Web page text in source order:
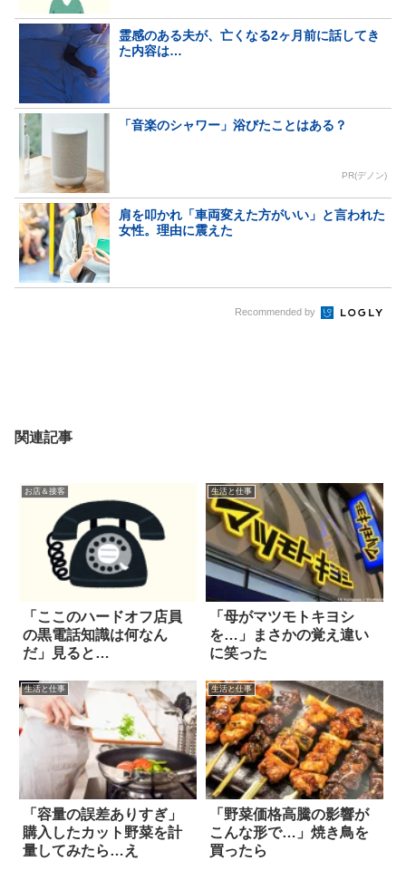
霊感のある夫が、亡くなる2ヶ月前に話してき
た内容は…
「音楽のシャワー」浴びたことはある？
PR(デノン)
肩を叩かれ「車両変えた方がいい」と言われた
女性。理由に震えた
Recommended by
関連記事
お店＆接客
「ここのハードオフ店員
の黒電話知識は何なん
だ」見ると…
生活と仕事
「母がマツモトキヨシ
を…」まさかの覚え違い
に笑った
生活と仕事
「容量の誤差ありすぎ」
購入したカット野菜を計
量してみたら…え
生活と仕事
「野菜価格高騰の影響が
こんな形で…」焼き鳥を
買ったら